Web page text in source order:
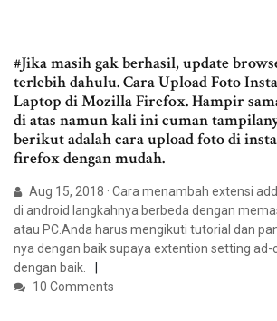
#Jika masih gak berhasil, update
terlebih dahulu. Cara Upload Foto
Laptop di Mozilla Firefox. Hampir
di atas namun kali ini cuman
berikut adalah cara upload foto di
firefox dengan mudah.
Aug 15, 2018 · Cara menambah extensi
di android langkahnya berbeda dengan
atau PC.Anda harus mengikuti tutorial dan
nya dengan baik supaya extention setting ad-
dengan baik.
10 Comments